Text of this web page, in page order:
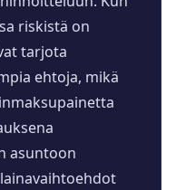
riskistä on
tarjota
ehtoja, mikä
asuntoon